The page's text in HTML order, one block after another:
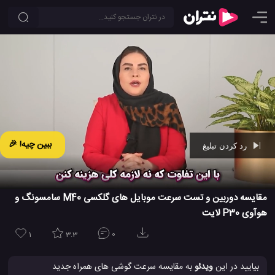
ببین چیه! 🎉
Ad -01:28
مقایسه دوربین و تست سرعت موبایل های گلکسی M40 سامسونگ و
هوآوی P30 لایت
1 3.3 0
بیایید در اینویدئوبه مقایسه سرعت گوشی های همراه جدید